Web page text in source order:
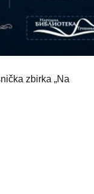
zbirka „Na